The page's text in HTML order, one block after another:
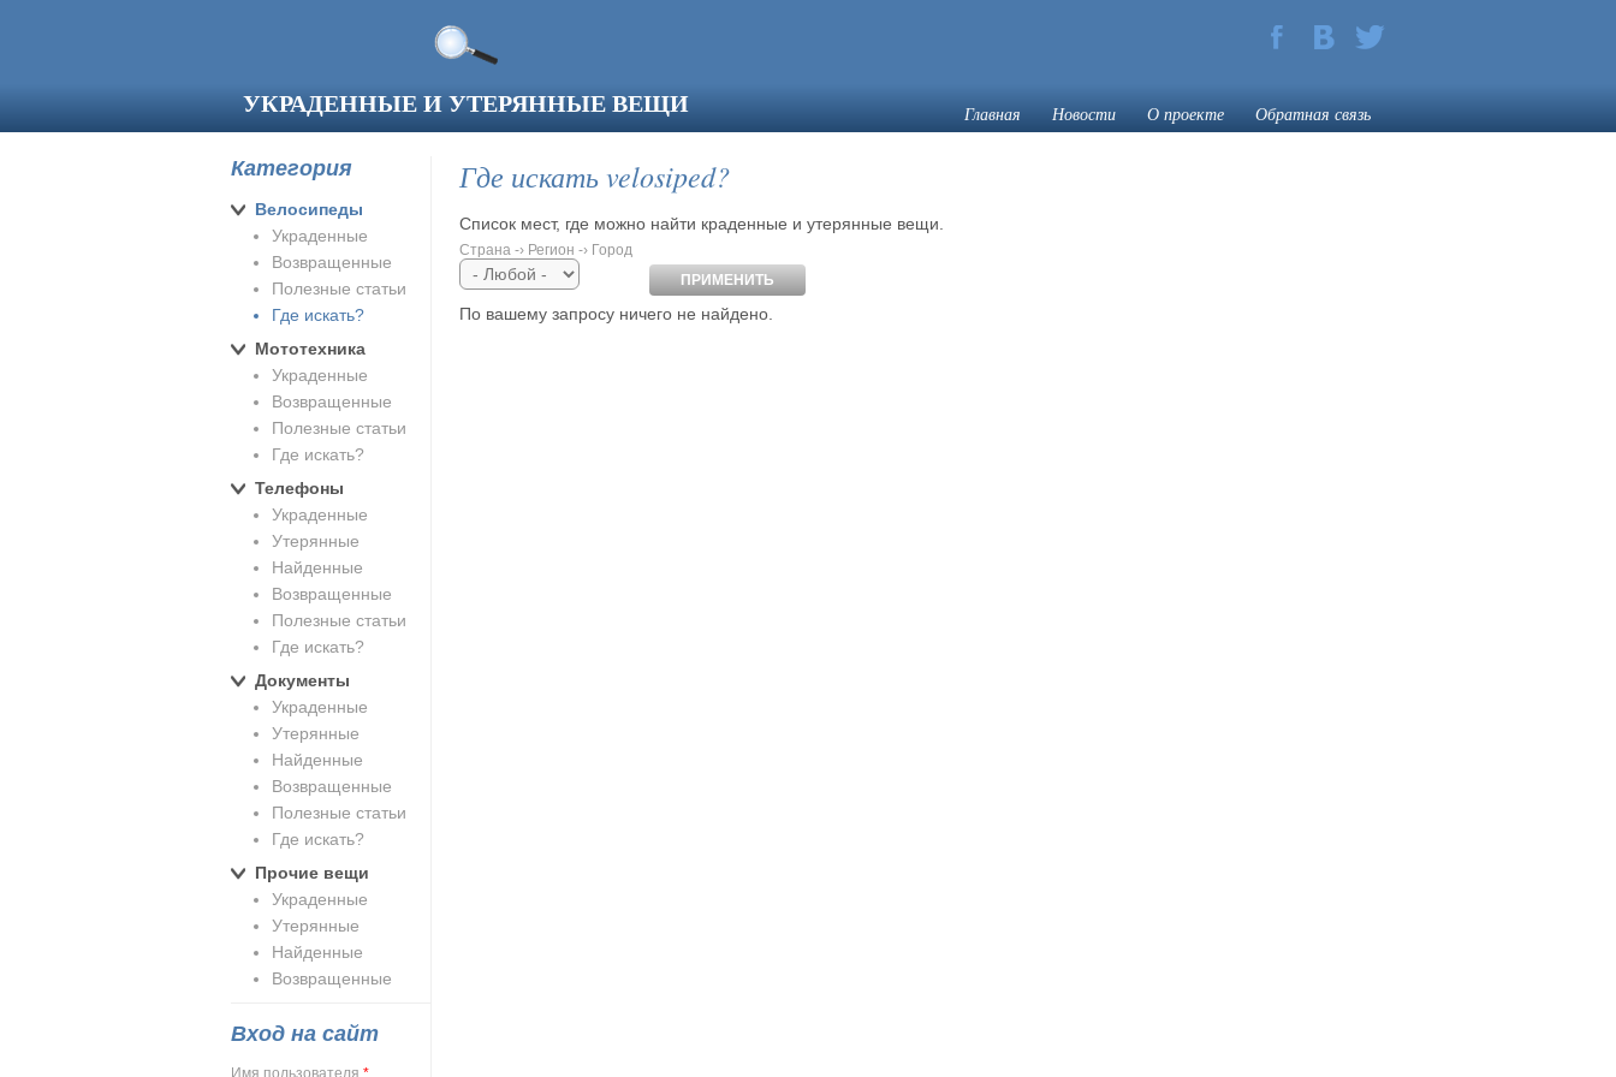
УКРАДЕННЫЕ И УТЕРЯННЫЕ ВЕЩИ Главная Новости О проекте Обратная связь
Где искать velosiped?
Список мест, где можно найти краденные и утерянные вещи.
Страна -› Регион -› Город
По вашему запросу ничего не найдено.
Категория
Велосипеды
Украденные
Возвращенные
Полезные статьи
Где искать?
Мототехника
Украденные
Возвращенные
Полезные статьи
Где искать?
Телефоны
Украденные
Утерянные
Найденные
Возвращенные
Полезные статьи
Где искать?
Документы
Украденные
Утерянные
Найденные
Возвращенные
Полезные статьи
Где искать?
Прочие вещи
Украденные
Утерянные
Найденные
Возвращенные
Вход на сайт
Имя пользователя *